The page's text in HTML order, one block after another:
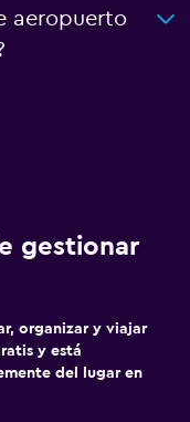
aeropuerto
gestionar
organizar y viajar
y está
del lugar en